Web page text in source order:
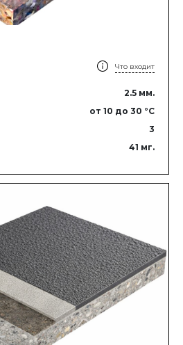
Что входит
2.5 мм.
от 10 до 30 °C
3
41 мг.